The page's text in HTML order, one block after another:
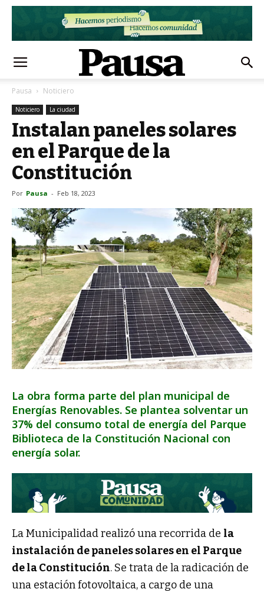
Pausa Noticiero
Noticiero La ciudad
Instalan paneles solares
en el Parque de la
Constitución
Por Pausa - Feb 18, 2023
La obra forma parte del plan municipal de
Energías Renovables. Se plantea solventar un
37% del consumo total de energía del Parque
Biblioteca de la Constitución Nacional con
energía solar.
La Municipalidad realizó una recorrida de la
instalación de paneles solares en el Parque
de la Constitución. Se trata de la radicación de
una estación fotovoltaica, a cargo de una